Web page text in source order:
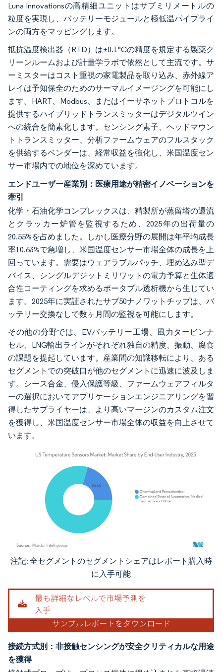
Luna Innovationsの高精細ユニットはサブミリメートルの
粒度を実現し、バッテリーモジュールと極低温パイプライ
ンの両方をマッピングします。
抵抗温度検出器（RTD）は±0.1°Cの精度を規定する製薬ク
リーンルームおよび計量学ラボで依然として主流です。サ
ーミスターはコスト重視の家電製品を取り込み、赤外線ア
レイは予知保全のためのサーマルイメージングを可能にし
ます。HART、Modbus、またはイーサネットプロトコルを
提供するハイブリッドトランスミッターはデジタルツイン
への統合を簡素化します。センシング素子、ヘッドマウン
トトランスミッター、分析ファームウェアのフルスタック
を供給するベンダーは、経常収益を強化し、米国温度セン
サー市場内での地位を深めています。
エンドユーザー産業別：医療用途が精密イノベーションを
牽引
化学・石油化学コンプレックスは、精製所が蒸留塔の還流
とクラッカー炉管を監視するため、2025年の出荷量の
20.55%を占めました。しかし医療分野の展開は年平均成長
率10.63%で急増し、米国温度センサー市場全体の成長を上
回っています。需要はウェアラブルパッチ、埋め込み型デ
バイス、シングルデジットミリワットの電力予算と生体適
合性コーティングを求めるポータブル透析機から生じてい
ます。2025年に実証されたサブ50ナノワットチップは、バ
ッテリー交換なしで数ヶ月間の監視を可能にします。
その他の分野では、EVバッテリー工場、風力タービンナ
セル、LNG輸出ラインがそれぞれ独自の精度、振動、腐食
の課題を提起しています。産業間の知識移転により、ある
セグメントでの突破口が他のセグメントに迅速に波及しま
す。シース合金、侵入保護等級、ファームウェアフィルタ
ーの選択においてアプリケーションエンジニアリングを習
得したサプライヤーは、より高いマージンのカスタム注文
を獲得し、米国温度センサー市場全体の収益を向上させて
います。
画像 © Mordor Intelligence。再利用にはCC BY 4.0の表示が必要です。
注記: 全セグメントのセグメントシェアはレポート購入時
に入手可能
接続方式別：非接触センシングが安全クリティカルな用途
を獲得